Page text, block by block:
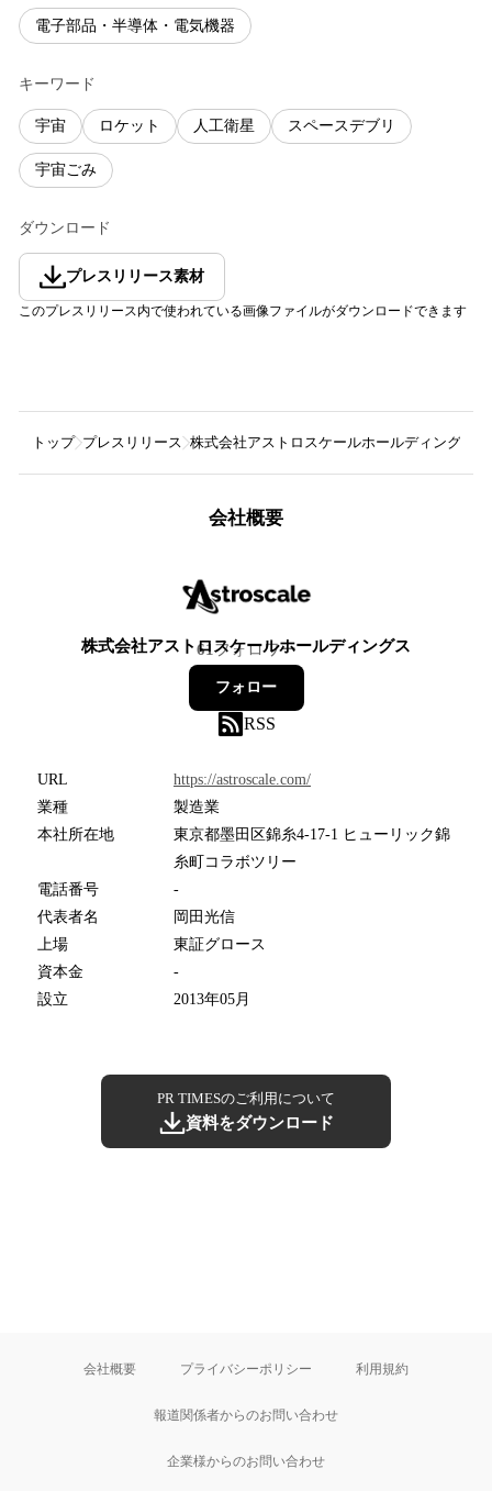
電子部品・半導体・電気機器
キーワード
宇宙 ロケット 人工衛星 スペースデブリ
宇宙ごみ
ダウンロード
プレスリリース素材
このプレスリリース内で使われている画像ファイルがダウンロードできます
トップ プレスリリース 株式会社アストロスケールホールディングス
会社概要
株式会社アストロスケールホールディングス
61フォロワー
フォロー
RSS
URL
https://astroscale.com/
業種
製造業
本社所在地
東京都墨田区錦糸4-17-1 ヒューリック錦
糸町コラボツリー
電話番号
-
代表者名
岡田光信
上場
東証グロース
資本金
-
設立
2013年05月
PR TIMESのご利用について
資料をダウンロード
会社概要 プライバシーポリシー 利用規約
報道関係者からのお問い合わせ
企業様からのお問い合わせ